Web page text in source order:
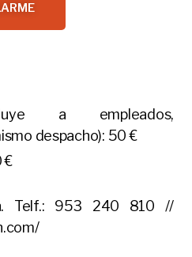
a empleados,
despacho): 50 €
€
Telf.: 953 240 810 //